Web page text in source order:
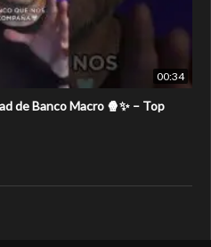
00:34
de Banco Macro 🍿✨ – Top